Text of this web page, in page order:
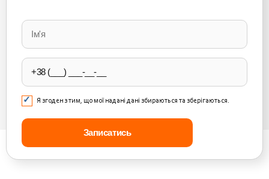
leave
this
field
empty.
Я згоден з тим, що мої надані дані збираються та зберігаються.